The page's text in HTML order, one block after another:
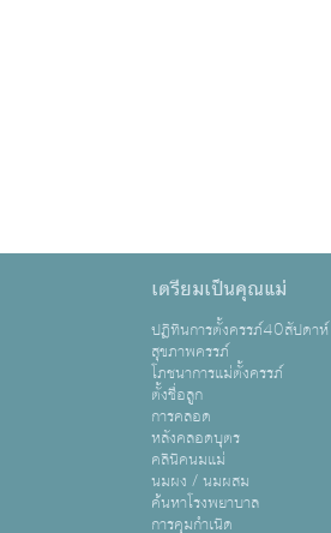
เตรียมเป็นคุณแม่
ปฏิทินการตั้งครรภ์40สัปดาห์
สุขภาพครรภ์
โภชนาการแม่ตั้งครรภ์
ตั้งชื่อลูก
การคลอด
หลังคลอดบุตร
คลินิคนมแม่
นมผง / นมผสม
ค้นหาโรงพยาบาล
การคุมกำเนิด